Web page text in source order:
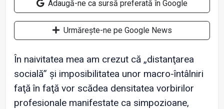
Adaugă-ne ca sursă preferată în Google
Urmărește-ne pe Google News
În naivitatea mea am crezut că „distanţarea
socială” și imposibilitatea unor macro-întâlniri
faţă în faţă vor scădea densitatea vorbirilor
profesionale manifestate ca simpozioane,